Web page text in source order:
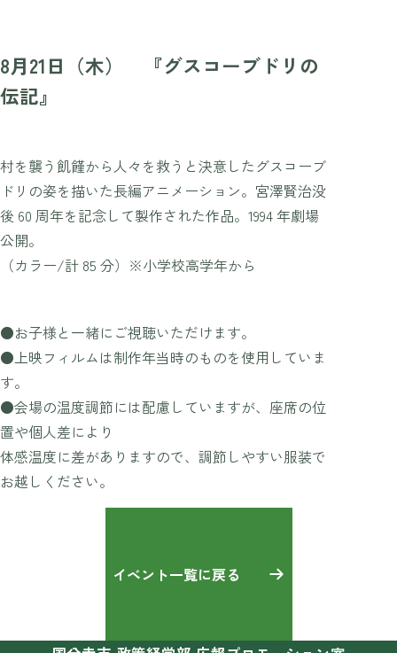
8月21日（木） 『グスコーブドリの
伝記』
村を襲う飢饉から人々を救うと決意したグスコーブ
ドリの姿を描いた長編アニメーション。宮澤賢治没
後 60 周年を記念して製作された作品。1994 年劇場
公開。
（カラー/計 85 分）※小学校高学年から
●お子様と一緒にご視聴いただけます。
●上映フィルムは制作年当時のものを使用していま
す。
●会場の温度調節には配慮していますが、座席の位
置や個人差により
体感温度に差がありますので、調節しやすい服装で
お越しください。
イベント一覧に戻る